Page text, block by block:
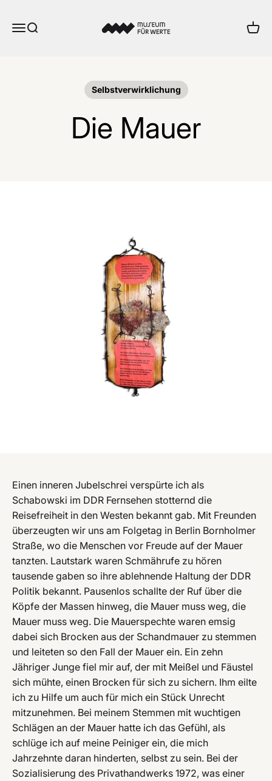
MenüSuche
Selbstverwirklichung
Die Mauer
Einen inneren Jubelschrei verspürte ich als
Schabowski im DDR Fernsehen stotternd die
Reisefreiheit in den Westen bekannt gab. Mit Freunden
überzeugten wir uns am Folgetag in Berlin Bornholmer
Straße, wo die Menschen vor Freude auf der Mauer
tanzten. Lautstark waren Schmährufe zu hören
tausende gaben so ihre ablehnende Haltung der DDR
Politik bekannt. Pausenlos schallte der Ruf über die
Köpfe der Massen hinweg, die Mauer muss weg, die
Mauer muss weg. Die Mauerspechte waren emsig
dabei sich Brocken aus der Schandmauer zu stemmen
und leiteten so den Fall der Mauer ein. Ein zehn
Jähriger Junge fiel mir auf, der mit Meißel und Fäustel
sich mühte, einen Brocken für sich zu sichern. Ihm eilte
ich zu Hilfe um auch für mich ein Stück Unrecht
mitzunehmen. Bei meinem Stemmen mit wuchtigen
Schlägen an der Mauer hatte ich das Gefühl, als
schlüge ich auf meine Peiniger ein, die mich
Jahrzehnte daran hinderten, selbst zu sein. Bei der
Sozialisierung des Privathandwerks 1972, was einer